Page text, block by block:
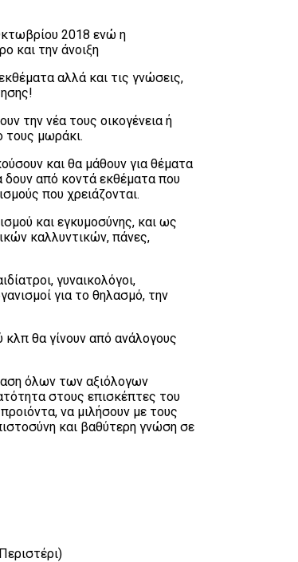
2018 ενώ η
και την άνοιξη
αλλά και τις γνώσεις,
την νέα τους οικογένεια ή
τους μωράκι.
και θα μάθουν για θέματα
δουν από κοντά εκθέματα που
που χρειάζονται.
και εγκυμοσύνης, και ως
καλλυντικών, πάνες,
γυναικολόγοι,
για το θηλασμό, την
θα γίνουν από ανάλογους
όλων των αξιόλογων
στους επισκέπτες του
να μιλήσουν με τους
και βαθύτερη γνώση σε